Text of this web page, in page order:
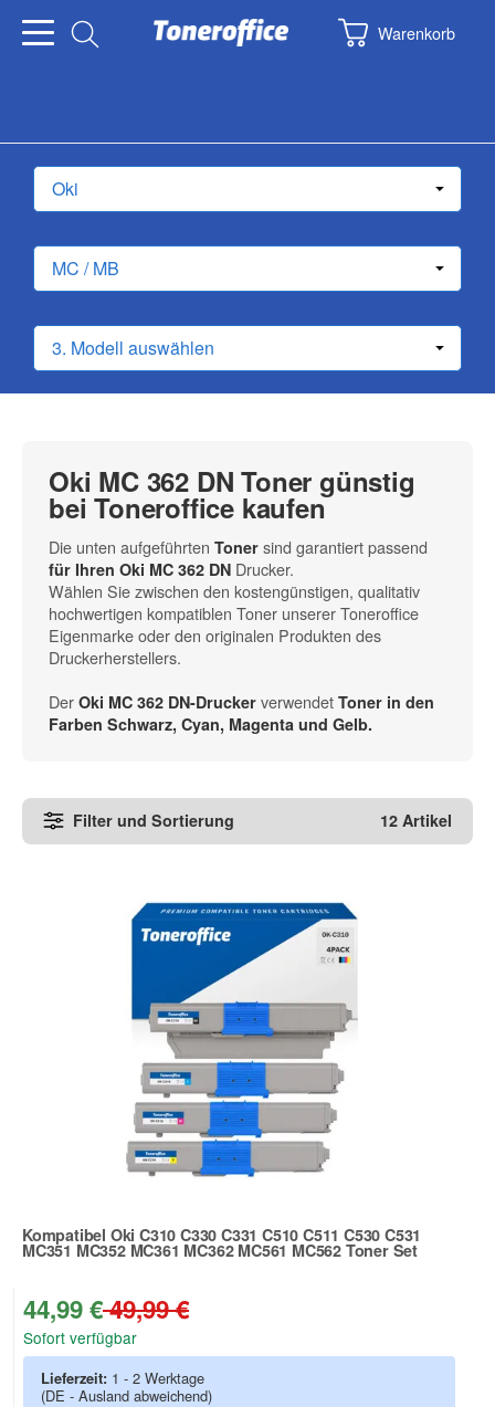
Warenkorb
Oki MC 362 DN Toner günstig
bei Toneroffice kaufen
Die unten aufgeführten Toner sind garantiert passend
für Ihren Oki MC 362 DN Drucker.
Wählen Sie zwischen den kostengünstigen, qualitativ
hochwertigen kompatiblen Toner unserer Toneroffice
Eigenmarke oder den originalen Produkten des
Druckerherstellers.
Der Oki MC 362 DN-Drucker verwendet Toner in den
Farben Schwarz, Cyan, Magenta und Gelb.
Filter und Sortierung 12 Artikel
Kompatibel Oki C310 C330 C331 C510 C511 C530 C531
MC351 MC352 MC361 MC362 MC561 MC562 Toner Set
Zur Artikelbewertung
44,99 €49,99 €
Sofort verfügbar
Lieferzeit: 1 - 2 Werktage
(DE - Ausland abweichend)